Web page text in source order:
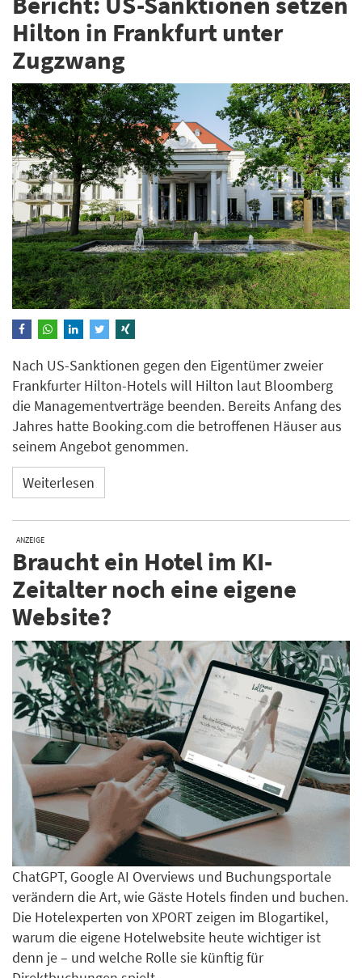
Hilton in Frankfurt unter
Zugzwang
Nach US-Sanktionen gegen den Eigentümer zweier
Frankfurter Hilton-Hotels will Hilton laut Bloomberg
die Managementverträge beenden. Bereits Anfang des
Jahres hatte Booking.com die betroffenen Häuser aus
seinem Angebot genommen.
Weiterlesen
ANZEIGE
Braucht ein Hotel im KI-
Zeitalter noch eine eigene
Website?
ChatGPT, Google AI Overviews und Buchungsportale
verändern die Art, wie Gäste Hotels finden und buchen.
Die Hotelexperten von XPORT zeigen im Blogartikel,
warum die eigene Hotelwebsite heute wichtiger ist
denn je – und welche Rolle sie künftig für